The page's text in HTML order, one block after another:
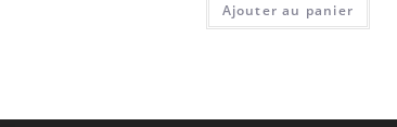
Ajouter au panier